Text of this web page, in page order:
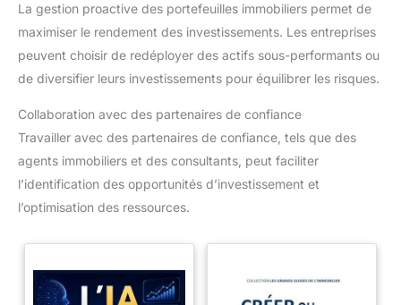
La gestion proactive des portefeuilles immobiliers permet de
maximiser le rendement des investissements. Les entreprises
peuvent choisir de redéployer des actifs sous-performants ou
de diversifier leurs investissements pour équilibrer les risques.
Collaboration avec des partenaires de confiance
Travailler avec des partenaires de confiance, tels que des
agents immobiliers et des consultants, peut faciliter
l’identification des opportunités d’investissement et
l’optimisation des ressources.